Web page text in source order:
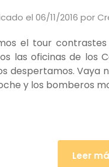
el06/11/2016 por
el tour
las oficinas de los
despertamos.
y los bomberos
Leer